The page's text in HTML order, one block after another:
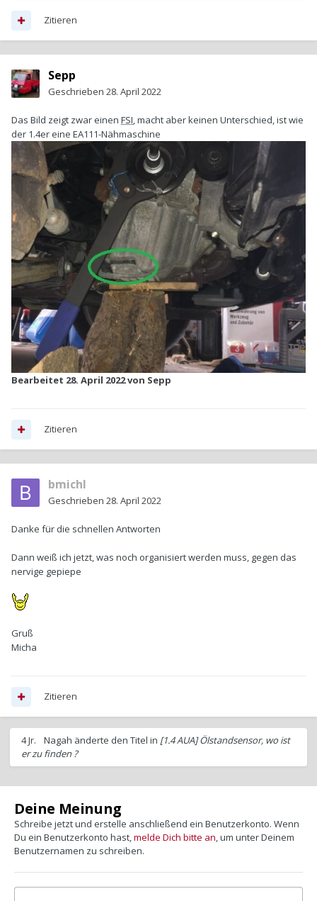
Zitieren
Sepp
Geschrieben 28. April 2022
Das Bild zeigt zwar einen FSI, macht aber keinen Unterschied, ist wie
der 1.4er eine EA111-Nähmaschine
Bearbeitet 28. April 2022von Sepp
Zitieren
bmichl
Geschrieben 28. April 2022
Danke für die schnellen Antworten
Dann weiß ich jetzt, was noch organisiert werden muss, gegen das
nervige gepiepe
Gruß
Micha
Zitieren
4 Jr. Nagah änderte den Titel in [1.4 AUA] Ölstandsensor, wo ist
er zu finden ?
Deine Meinung
Schreibe jetzt und erstelle anschließend ein Benutzerkonto. Wenn
Du ein Benutzerkonto hast,melde Dich bitte an, um unter Deinem
Benutzernamen zu schreiben.